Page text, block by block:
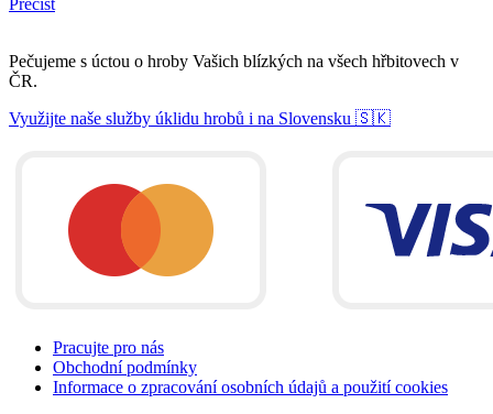
Přečíst
Pečujeme s úctou o hroby Vašich blízkých na všech hřbitovech v
ČR.
Využijte naše služby úklidu hrobů i na Slovensku 🇸🇰
Pracujte pro nás
Obchodní podmínky
Informace o zpracování osobních údajů a použití cookies